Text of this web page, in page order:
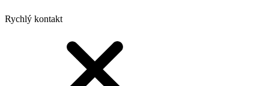
Rychlý kontakt